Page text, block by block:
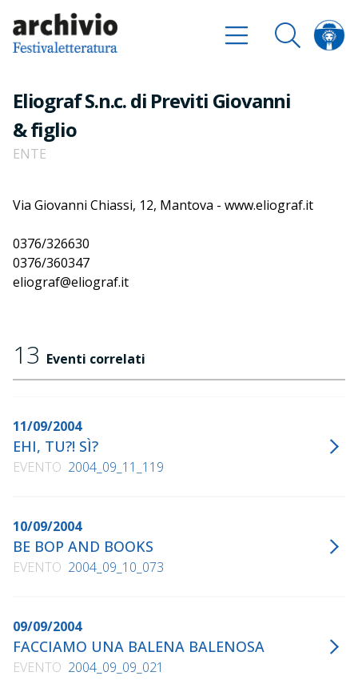
Eliograf S.n.c. di Previti Giovanni
& figlio
ENTE
Via Giovanni Chiassi, 12, Mantova - www.eliograf.it
0376/326630
0376/360347
eliograf@eliograf.it
13 Eventi correlati
11/09/2004
EHI, TU?! SÌ?
EVENTO 2004_09_11_119
10/09/2004
BE BOP AND BOOKS
EVENTO 2004_09_10_073
09/09/2004
FACCIAMO UNA BALENA BALENOSA
EVENTO 2004_09_09_021